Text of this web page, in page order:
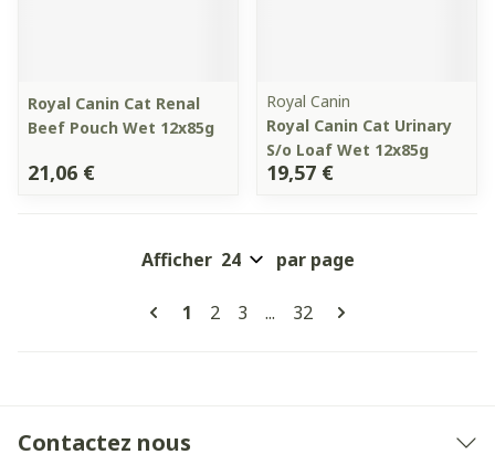
Royal Canin Cat Renal
Beef Pouch Wet 12x85g
21,06 €
Royal Canin
Royal Canin Cat Urinary
S/o Loaf Wet 12x85g
19,57 €
Pages
Vous lisez actuellement la page
1 Page
2 Page
3 ... Page
32
Afficher par page
Contactez nous